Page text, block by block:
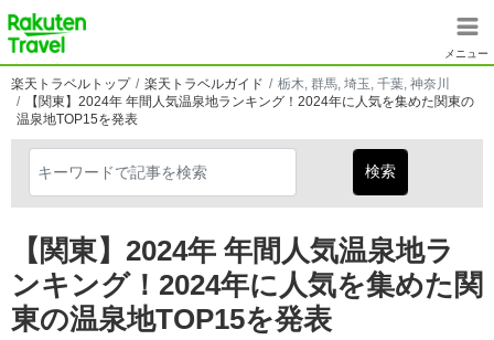
メニュー
楽天トラベルトップ 楽天トラベルガイド
栃木, 群馬, 埼玉, 千葉, 神奈川
【関東】2024年 年間人気温泉地ランキング！2024年に人気を集めた関東の
温泉地TOP15を発表
【関東】2024年 年間人気温泉地ラ
ンキング！2024年に人気を集めた関
東の温泉地TOP15を発表